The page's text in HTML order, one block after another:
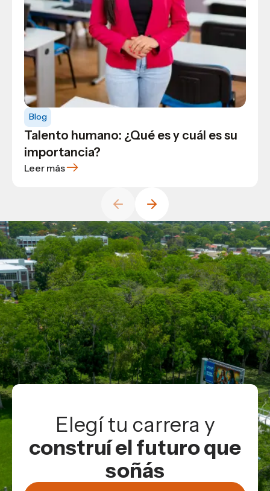
Blog
Talento humano: ¿Qué es y cuál es su
importancia?
Leer más
Blog General
Cómo saber si debe estudiar
arquitectura o carreras relacionadas
en la universidad
Leer más
Blog USAP
Producción Industrial, en el corazón
económico de Honduras
Leer más
Elegí tu carrera y
construí el futuro que
soñás